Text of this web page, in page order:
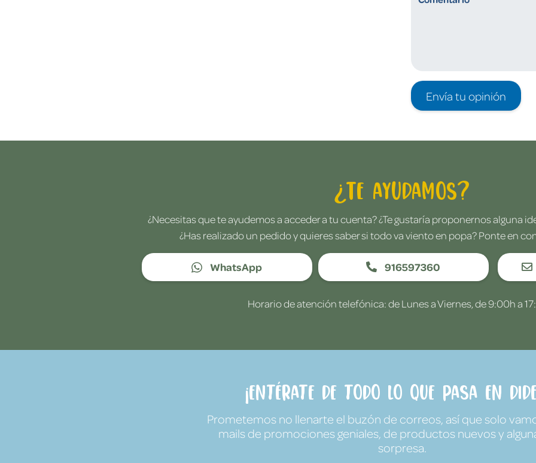
Envía tu opinión
¿Te ayudamos?
¿Necesitas que te ayudemos a acceder a tu cuenta? ¿Te gustaría proponernos alguna
¿Has realizado un pedido y quieres saber si todo va viento en popa? Ponte en
WhatsApp 916597360
Horario de atención telefónica: de Lunes a Viernes, de 9:00h a
¡Entérate de todo lo que pasa en
Prometemos no llenarte el buzón de correos, así que solo
mails de promociones geniales, de productos nuevos y
sorpresa.